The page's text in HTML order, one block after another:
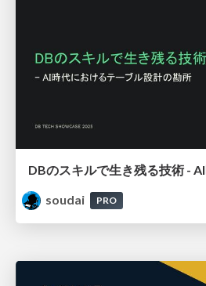
soudai
PRO